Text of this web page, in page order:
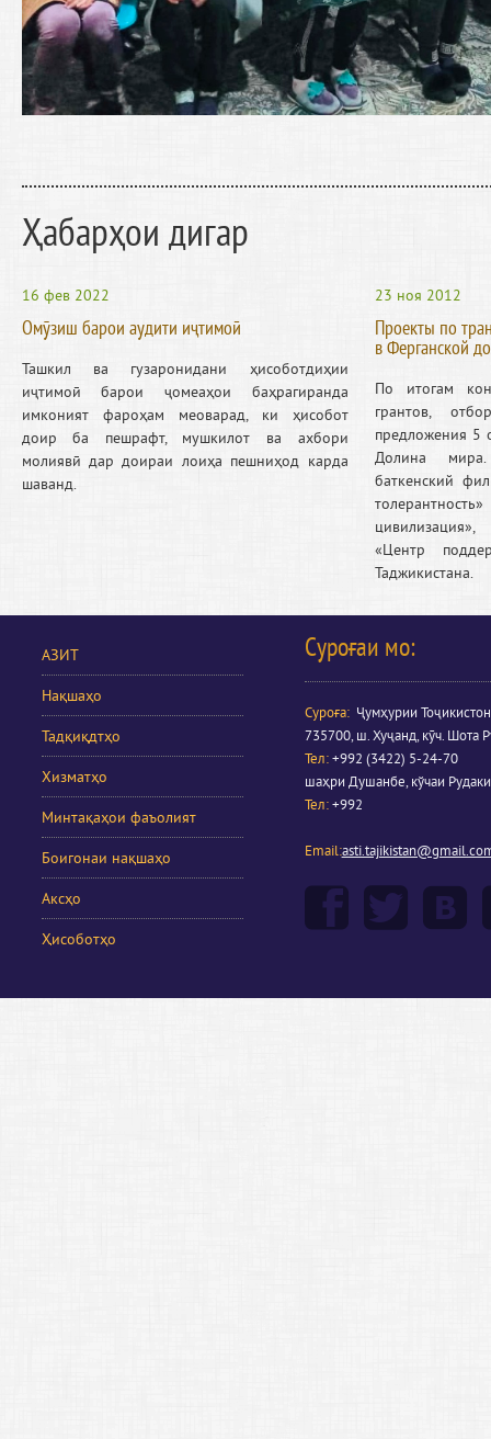
Ҳабарҳои дигар
16 фев 2022
Омӯзиш барои аудити иҷтимоӣ
Ташкил ва гузаронидани ҳисоботдиҳии
иҷтимоӣ барои ҷомеаҳои баҳрагиранда
имконият фароҳам меоварад, ки ҳисобот
доир ба пешрафт, мушкилот ва ахбори
молиявӣ дар доираи лоиҳа пешниҳод карда
шаванд.
23 ноя 2012
Проекты по
в Ферганской
По итогам
грантов,
предложения 5
Долина
баткенский
«Центр
Таджикистана.
АЗИТ
Нақшаҳо
Тадқиқдтҳо
Хизматҳо
Минтақаҳои фаъолият
Боигонаи нақшаҳо
Аксҳо
Ҳисоботҳо
Суроғаи мо:
Суроға:Ҷумҳурии Тоҷикистон
735700, ш. Хуҷанд, кӯч. Шота
Тел:+992 (3422) 5-24-70
шаҳри Душанбе, кўчаи
Тел:+992
Email: